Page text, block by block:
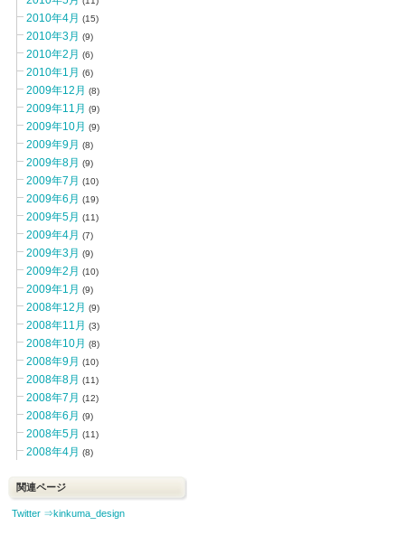
2010年4月 (15)
2010年3月 (9)
2010年2月 (6)
2010年1月 (6)
2009年12月 (8)
2009年11月 (9)
2009年10月 (9)
2009年9月 (8)
2009年8月 (9)
2009年7月 (10)
2009年6月 (19)
2009年5月 (11)
2009年4月 (7)
2009年3月 (9)
2009年2月 (10)
2009年1月 (9)
2008年12月 (9)
2008年11月 (3)
2008年10月 (8)
2008年9月 (10)
2008年8月 (11)
2008年7月 (12)
2008年6月 (9)
2008年5月 (11)
2008年4月 (8)
関連ページ
Twitter ⇒kinkuma_design